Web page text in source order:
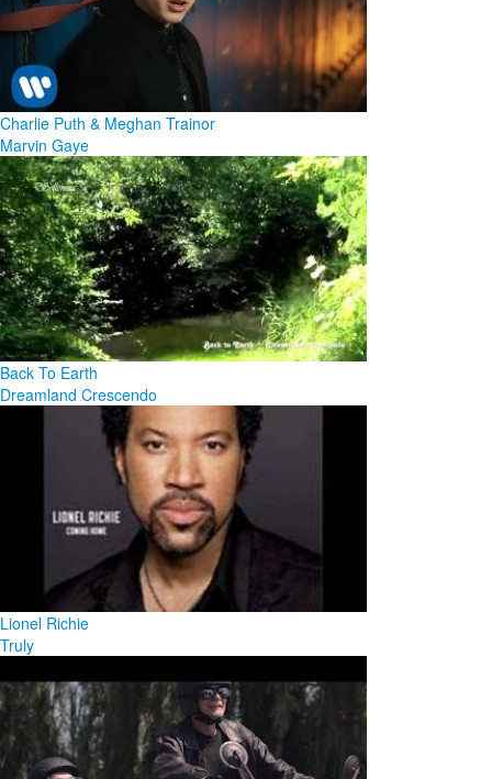
Charlie Puth & Meghan Trainor
Marvin Gaye
Back To Earth
Dreamland Crescendo
Lionel Richie
Truly